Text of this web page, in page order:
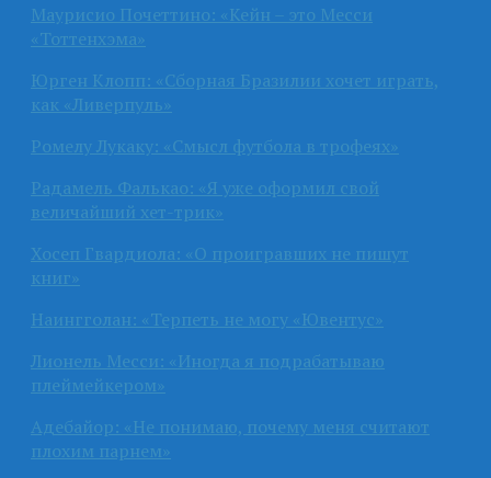
Маурисио Почеттино: «Кейн – это Месси
«Тоттенхэма»
Юрген Клопп: «Сборная Бразилии хочет играть,
как «Ливерпуль»
Ромелу Лукаку: «Смысл футбола в трофеях»
Радамель Фалькао: «Я уже оформил свой
величайший хет-трик»
Хосеп Гвардиола: «О проигравших не пишут
книг»
Наингголан: «Терпеть не могу «Ювентус»
Лионель Месси: «Иногда я подрабатываю
плеймейкером»
Адебайор: «Не понимаю, почему меня считают
плохим парнем»